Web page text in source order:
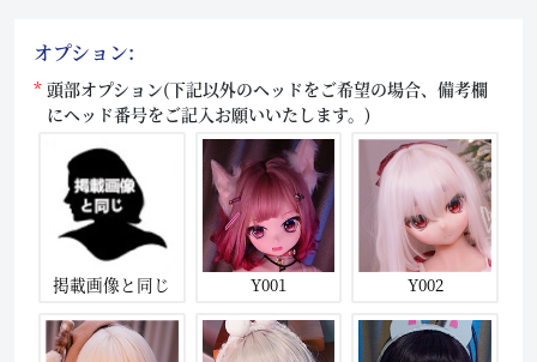
オプション:
頭部オプション(下記以外のヘッドをご希望の場合、備考欄
にヘッド番号をご記入お願いいたします。)
掲載画像と同じ Y001 Y002